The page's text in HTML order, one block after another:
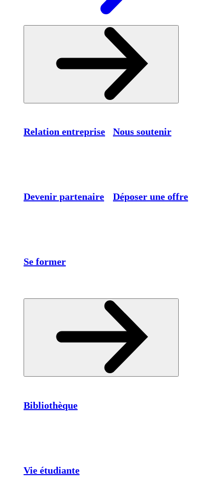
Relation entreprise Nous soutenir
Devenir partenaire Déposer une offre
Se former
Bibliothèque
Vie étudiante